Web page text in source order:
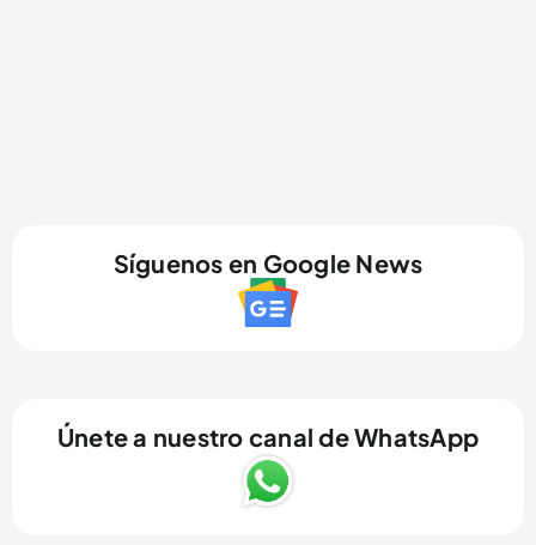
Síguenos en Google News
Únete a nuestro canal de WhatsApp